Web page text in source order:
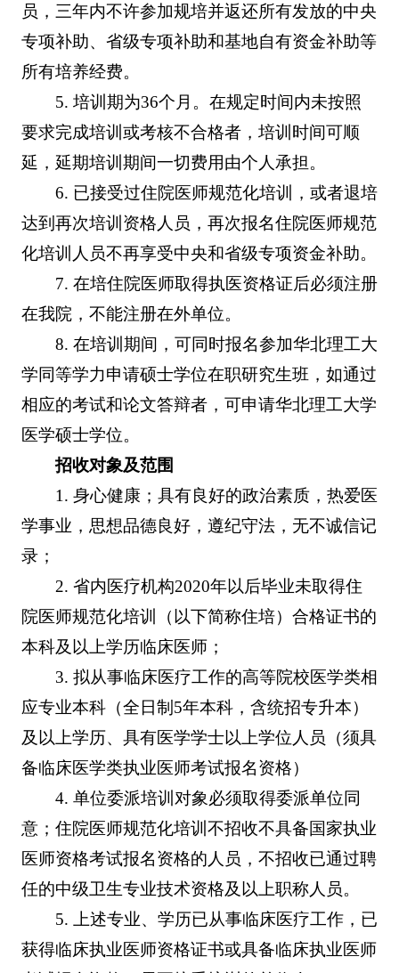
员，三年内不许参加规培并返还所有发放的中央
专项补助、省级专项补助和基地自有资金补助等
所有培养经费。
5. 培训期为36个月。在规定时间内未按照
要求完成培训或考核不合格者，培训时间可顺
延，延期培训期间一切费用由个人承担。
6. 已接受过住院医师规范化培训，或者退培
达到再次培训资格人员，再次报名住院医师规范
化培训人员不再享受中央和省级专项资金补助。
7. 在培住院医师取得执医资格证后必须注册
在我院，不能注册在外单位。
8. 在培训期间，可同时报名参加华北理工大
学同等学力申请硕士学位在职研究生班，如通过
相应的考试和论文答辩者，可申请华北理工大学
医学硕士学位。
招收对象及范围
1. 身心健康；具有良好的政治素质，热爱医
学事业，思想品德良好，遵纪守法，无不诚信记
录；
2. 省内医疗机构2020年以后毕业未取得住
院医师规范化培训（以下简称住培）合格证书的
本科及以上学历临床医师；
3. 拟从事临床医疗工作的高等院校医学类相
应专业本科（全日制5年本科，含统招专升本）
及以上学历、具有医学学士以上学位人员（须具
备临床医学类执业医师考试报名资格）
4. 单位委派培训对象必须取得委派单位同
意；住院医师规范化培训不招收不具备国家执业
医师资格考试报名资格的人员，不招收已通过聘
任的中级卫生专业技术资格及以上职称人员。
5. 上述专业、学历已从事临床医疗工作，已
获得临床执业医师资格证书或具备临床执业医师